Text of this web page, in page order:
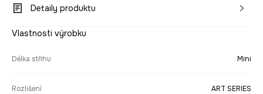
Detaily produktu
Vlastnosti výrobku
Délka střihu Mini
Rozlišení ART SERIES